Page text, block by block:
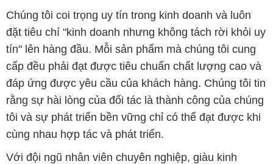
Chúng tôi coi trọng uy tín trong kinh doanh và luôn
đặt tiêu chí "kinh doanh nhưng không tách rời khỏi uy
tín" lên hàng đầu. Mỗi sản phẩm mà chúng tôi cung
cấp đều phải đạt được tiêu chuẩn chất lượng cao và
đáp ứng được yêu cầu của khách hàng. Chúng tôi tin
rằng sự hài lòng của đối tác là thành công của chúng
tôi và sự phát triển bền vững chỉ có thể đạt được khi
cùng nhau hợp tác và phát triển.
Với đội ngũ nhân viên chuyên nghiệp, giàu kinh